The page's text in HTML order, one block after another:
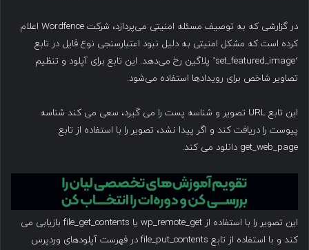
در گزارشی که به توصیف مسئله امنیتی می‌پردازد، شرکت Wordfence اعلام
کرده است که مشکل امنیتی به دلیل نبود اعتبارسنجی نوع فایل در تابع
‘set_featured_image’ پلاگین رخ می‌دهد. این تابع برای آپلود و تنظیم
تصاویر شاخص برای رویدادها استفاده می‌شود.
این تابع URL تصویر و شناسه پست را می گیرد، سعی می کند شناسه
پیوست را دریافت کند و اگر پیدا نشد، تصویر را با استفاده از تابع
get_web_page دانلود می کند.
این تصویر را با استفاده از wp_remote_get یا file_get_contents بازیابی می
کند و با استفاده از تابع file_put_contents در فهرست آپلودهای وردپرس